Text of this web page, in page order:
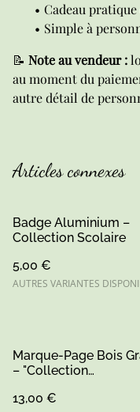
Cadeau
Simple à
📝 Note au vendeur :
au moment du
autre détail de
Articles connexes
Badge Aluminium –
Collection Scolaire
5,00 €
AUTRES VARIANTES
Marque-Page Bois
– "Collection
13,00 €